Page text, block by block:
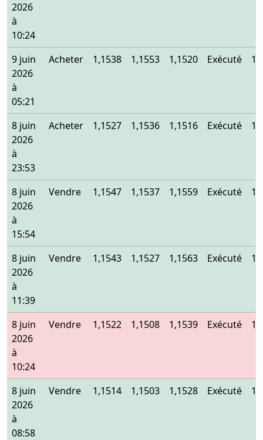
2026
à
10:24
9 juin
2026
à
05:21
Acheter 1,1538 1,1553 1,1520 Exécuté
8 juin
2026
à
23:53
Acheter 1,1527 1,1536 1,1516 Exécuté
8 juin
2026
à
15:54
Vendre 1,1547 1,1537 1,1559 Exécuté
8 juin
2026
à
11:39
Vendre 1,1543 1,1527 1,1563 Exécuté
8 juin
2026
à
10:24
Vendre 1,1522 1,1508 1,1539 Exécuté
8 juin
2026
à
08:58
Vendre 1,1514 1,1503 1,1528 Exécuté